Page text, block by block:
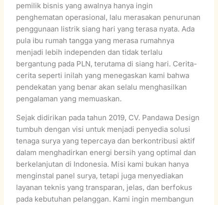
pemilik bisnis yang awalnya hanya ingin
penghematan operasional, lalu merasakan penurunan
penggunaan listrik siang hari yang terasa nyata. Ada
pula ibu rumah tangga yang merasa rumahnya
menjadi lebih independen dan tidak terlalu
bergantung pada PLN, terutama di siang hari. Cerita-
cerita seperti inilah yang menegaskan kami bahwa
pendekatan yang benar akan selalu menghasilkan
pengalaman yang memuaskan.
Sejak didirikan pada tahun 2019, CV. Pandawa Design
tumbuh dengan visi untuk menjadi penyedia solusi
tenaga surya yang tepercaya dan berkontribusi aktif
dalam menghadirkan energi bersih yang optimal dan
berkelanjutan di Indonesia. Misi kami bukan hanya
menginstal panel surya, tetapi juga menyediakan
layanan teknis yang transparan, jelas, dan berfokus
pada kebutuhan pelanggan. Kami ingin membangun